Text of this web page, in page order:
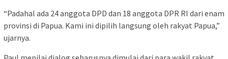
“Padahal ada 24 anggota DPD dan 18 anggota DPR RI dari enam
provinsi di Papua. Kami ini dipilih langsung oleh rakyat Papua,”
ujarnya.